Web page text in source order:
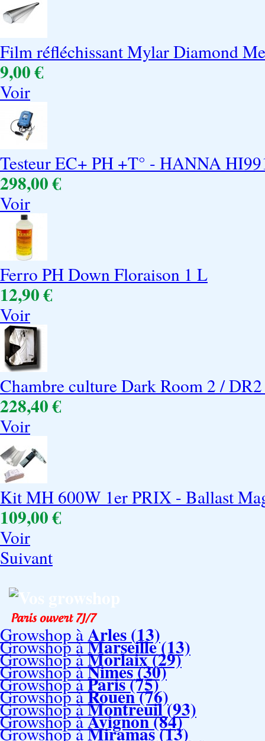
Film réfléchissant Mylar Diamond
9,00 €
Voir
Testeur EC+ PH +T° - HANNA
298,00 €
Voir
Ferro PH Down Floraison 1 L
12,90 €
Voir
Chambre culture Dark Room 2 /
228,40 €
Voir
Kit MH 600W 1er PRIX - Ballast
109,00 €
Voir
Suivant
Growshop àArles (13)
Growshop àMarseille (13)
Growshop àMorlaix (29)
Growshop àNimes (30)
Growshop àParis (75)
Growshop àRouen (76)
Growshop àMontreuil (93)
Growshop àAvignon (84)
Growshop àMiramas (13)